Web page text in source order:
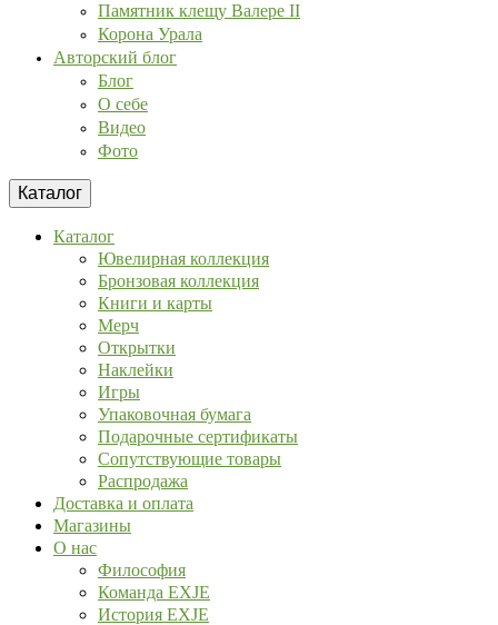
Памятник клещу Валере II
Корона Урала
Авторский блог
Блог
О себе
Видео
Фото
Каталог
Каталог
Ювелирная коллекция
Бронзовая коллекция
Книги и карты
Мерч
Открытки
Наклейки
Игры
Упаковочная бумага
Подарочные сертификаты
Сопутствующие товары
Распродажа
Доставка и оплата
Магазины
О нас
Философия
Команда EXJE
История EXJE